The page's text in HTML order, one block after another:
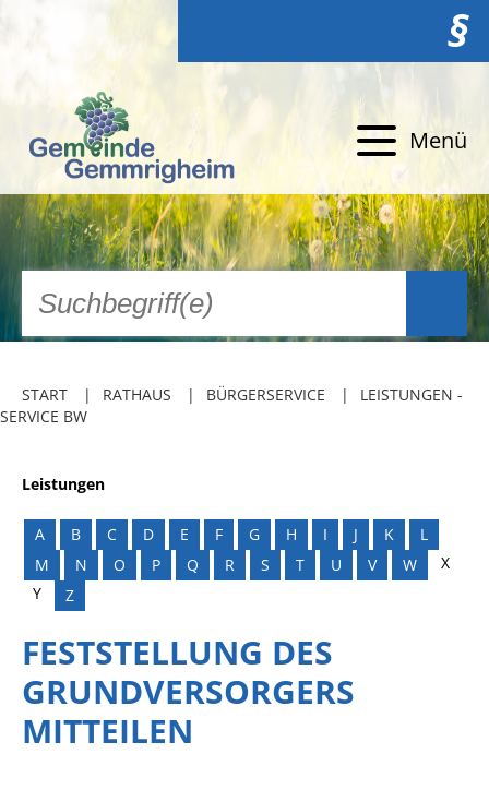
§
Menü
START RATHAUS BÜRGERSERVICE
LEISTUNGEN -
SERVICE BW
Leistungen
A B C D E F G H I J K
L
M
N O P Q R S T U V W
X
Y
Z
FESTSTELLUNG DES
GRUNDVERSORGERS
MITTEILEN